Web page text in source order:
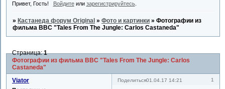
Привет, Гость! Войдитеили зарегистрируйтесь.
» Кастанеда форум Original »Фото и картинки »Фотографии из
фильма BBC "Tales From The Jungle: Carlos Castaneda"
Фотографии из фильма BBC "Tales From The Jungle: Carlos
Castaneda"
Страница:1
Поделиться 1
01.04.17 14:21
Viator